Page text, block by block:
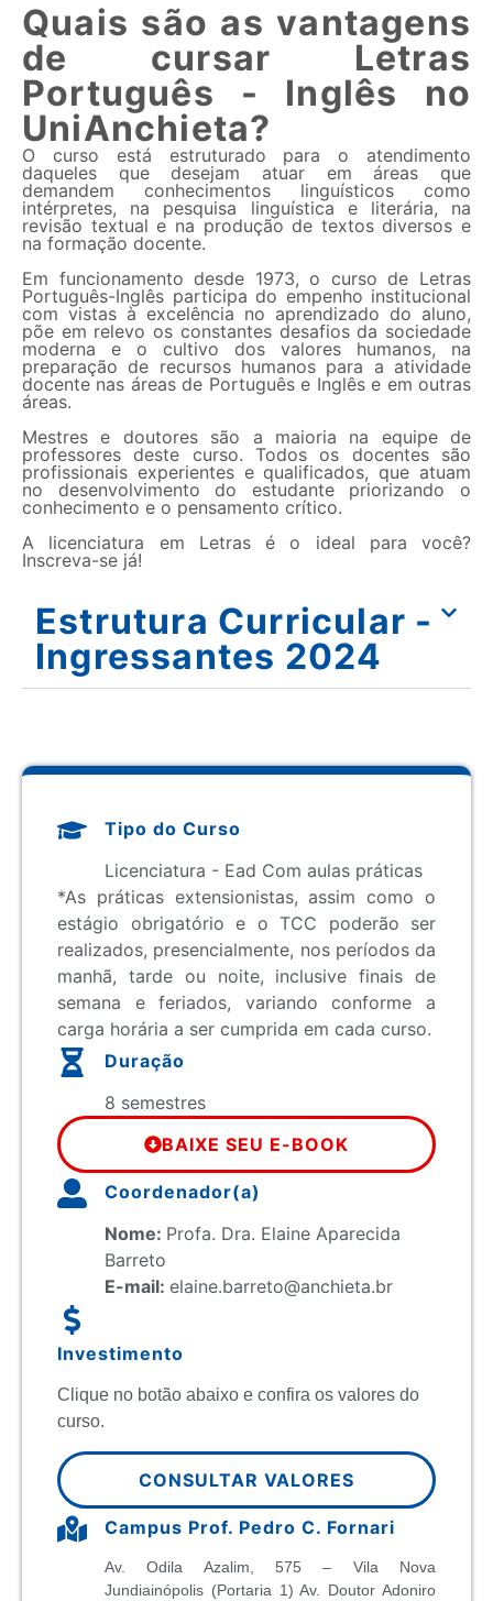
Quais são as vantagens
de cursar Letras
Português - Inglês no
UniAnchieta?
O curso está estruturado para o atendimento
daqueles que desejam atuar em áreas que
demandem conhecimentos linguísticos como
intérpretes, na pesquisa linguística e literária, na
revisão textual e na produção de textos diversos e
na formação docente.
Em funcionamento desde 1973, o curso de Letras
Português-Inglês participa do empenho institucional
com vistas à excelência no aprendizado do aluno,
põe em relevo os constantes desafios da sociedade
moderna e o cultivo dos valores humanos, na
preparação de recursos humanos para a atividade
docente nas áreas de Português e Inglês e em outras
áreas.
Mestres e doutores são a maioria na equipe de
professores deste curso. Todos os docentes são
profissionais experientes e qualificados, que atuam
no desenvolvimento do estudante priorizando o
conhecimento e o pensamento crítico.
A licenciatura em Letras é o ideal para você?
Inscreva-se já!
Estrutura Curricular -
Ingressantes 2024
Tipo do Curso
Licenciatura - Ead Com aulas práticas
*As práticas extensionistas, assim como o
estágio obrigatório e o TCC poderão ser
realizados, presencialmente, nos períodos da
manhã, tarde ou noite, inclusive finais de
semana e feriados, variando conforme a
carga horária a ser cumprida em cada curso.
Duração
8 semestres
BAIXE SEU E-BOOK
Coordenador(a)
Nome: Profa. Dra. Elaine Aparecida
Barreto
E-mail:elaine.barreto@anchieta.br
Investimento
Clique no botão abaixo e confira os valores do
curso.
CONSULTAR VALORES
Campus Prof. Pedro C. Fornari
Av. Odila Azalim, 575 – Vila Nova
Jundiainópolis (Portaria 1) Av. Doutor Adoniro